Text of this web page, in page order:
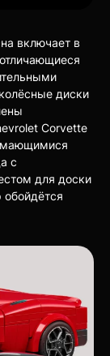
включает в
диски
Corvette
с
для доски